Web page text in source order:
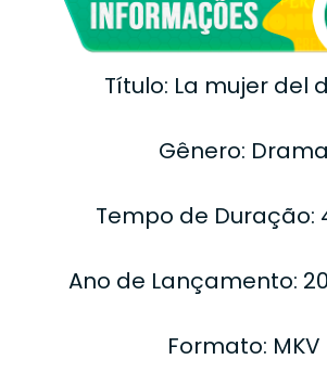
Título: La mujer del
Gênero: Drama
Tempo de Duração:
Ano de Lançamento:
Formato: MKV